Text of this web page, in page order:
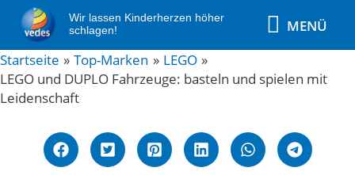
Zum
Inhalt
springen
Wir lassen Kinderherzen höher
schlagen!
MENÜ
MENÜ
Startseite
Top-Marken
LEGO
LEGO und DUPLO Fahrzeuge: basteln und spielen mit
Leidenschaft
Post
navigation